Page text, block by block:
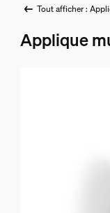
Tout afficher :
Applique